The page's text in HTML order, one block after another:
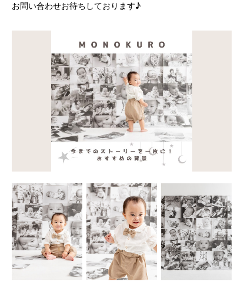
お問い合わせお待ちしております♪